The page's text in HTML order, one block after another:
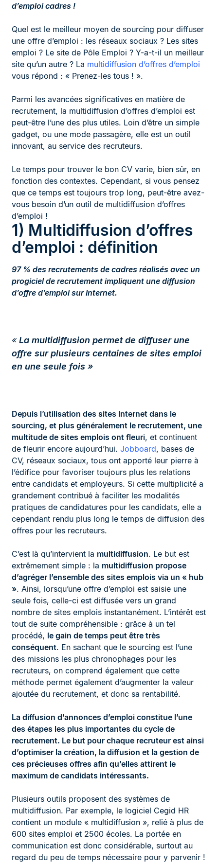
d’emploi cadres !
Quel est le meilleur moyen de sourcing pour diffuser
une offre d’emploi : les réseaux sociaux ? Les sites
emploi ? Le site de Pôle Emploi ? Y-a-t-il un meilleur
site qu’un autre ? La multidiffusion d’offres d’emploi
vous répond : « Prenez-les tous ! ».
Parmi les avancées significatives en matière de
recrutement, la multidiffusion d’offres d’emploi est
peut-être l’une des plus utiles. Loin d’être un simple
gadget, ou une mode passagère, elle est un outil
innovant, au service des recruteurs.
Le temps pour trouver le bon CV varie, bien sûr, en
fonction des contextes. Cependant, si vous pensez
que ce temps est toujours trop long, peut-être avez-
vous besoin d’un outil de multidiffusion d’offres
d’emploi !
1) Multidiffusion d’offres
d’emploi : définition
97 % des recrutements de cadres réalisés avec un
progiciel de recrutement impliquent une diffusion
d’offre d’emploi sur Internet.
«La multidiffusion permet de diffuser une
offre sur plusieurs centaines de sites emploi
en une seule fois »
Depuis l’utilisation des sites Internet dans le
sourcing, et plus généralement le recrutement, une
multitude de sites emplois ont fleuri, et continuent
de fleurir encore aujourd’hui. Jobboard, bases de
CV, réseaux sociaux, tous ont apporté leur pierre à
l’édifice pour favoriser toujours plus les relations
entre candidats et employeurs. Si cette multiplicité a
grandement contribué à faciliter les modalités
pratiques de candidatures pour les candidats, elle a
cependant rendu plus long le temps de diffusion des
offres pour les recruteurs.
C’est là qu’intervient la multidiffusion. Le but est
extrêmement simple : la multidiffusion propose
d’agréger l’ensemble des sites emplois via un « hub
». Ainsi, lorsqu’une offre d’emploi est saisie une
seule fois, celle-ci est diffusée vers un grand
nombre de sites emplois instantanément. L’intérêt est
tout de suite compréhensible : grâce à un tel
procédé, le gain de temps peut être très
conséquent. En sachant que le sourcing est l’une
des missions les plus chronophages pour les
recruteurs, on comprend également que cette
méthode permet également d’augmenter la valeur
ajoutée du recrutement, et donc sa rentabilité.
La diffusion d’annonces d’emploi constitue l’une
des étapes les plus importantes du cycle de
recrutement. Le but pour chaque recruteur est ainsi
d’optimiser la création, la diffusion et la gestion de
ces précieuses offres afin qu’elles attirent le
maximum de candidats intéressants.
Plusieurs outils proposent des systèmes de
multidiffusion. Par exemple, le logiciel Cegid HR
contient un module « multidiffusion », relié à plus de
600 sites emploi et 2500 écoles. La portée en
communication est donc considérable, surtout au
regard du peu de temps nécessaire pour y parvenir !